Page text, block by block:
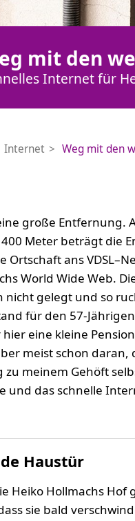
mit den
Internet für
Internet Weg mit den
große Entfernung.
Meter beträgt die
Ortschaft ans
World Wide Web.
gelegt und so
für den 57-
eine kleine
meist schon daran,
meinem Gehöft
und das schnelle
Haustür
Heiko Hollmachs
sie bald